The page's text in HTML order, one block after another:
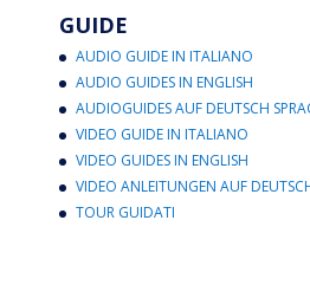
GUIDE
AUDIO GUIDE IN ITALIANO
AUDIO GUIDES IN ENGLISH
AUDIOGUIDES AUF DEUTSCH
VIDEO GUIDE IN ITALIANO
VIDEO GUIDES IN ENGLISH
VIDEO ANLEITUNGEN AUF
TOUR GUIDATI